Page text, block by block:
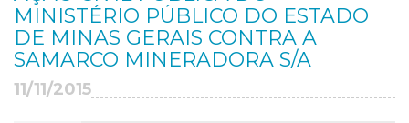
MINISTÉRIO PÚBLICO DO ESTADO
DE MINAS GERAIS CONTRA A
SAMARCO MINERADORA S/A
11/11/2015